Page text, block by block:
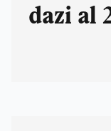
dazi al